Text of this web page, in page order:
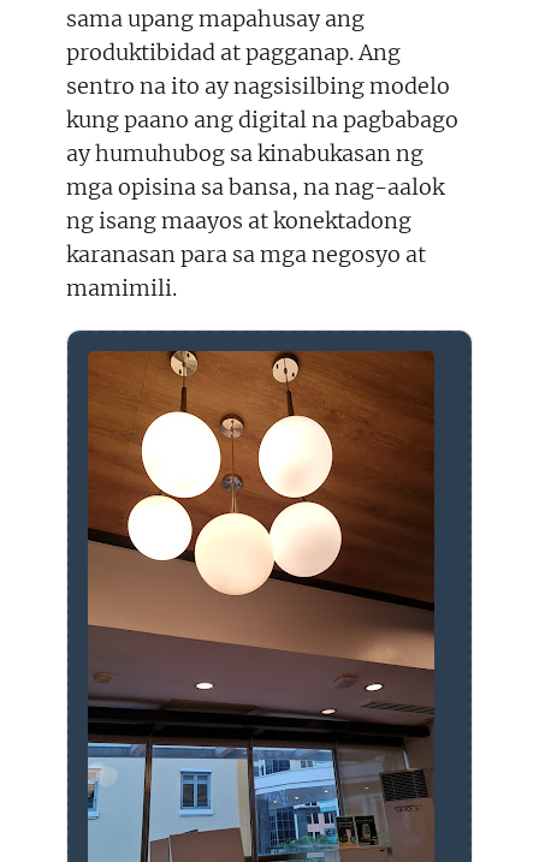
sama upang mapahusay ang
produktibidad at pagganap. Ang
sentro na ito ay nagsisilbing modelo
kung paano ang digital na pagbabago
ay humuhubog sa kinabukasan ng
mga opisina sa bansa, na nag-aalok
ng isang maayos at konektadong
karanasan para sa mga negosyo at
mamimili.